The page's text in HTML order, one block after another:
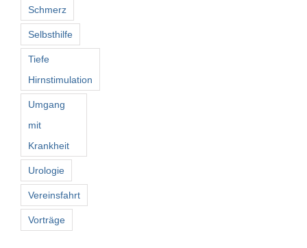
Schmerz
Selbsthilfe
Tiefe
Hirnstimulation
Umgang
mit
Krankheit
Urologie
Vereinsfahrt
Vorträge